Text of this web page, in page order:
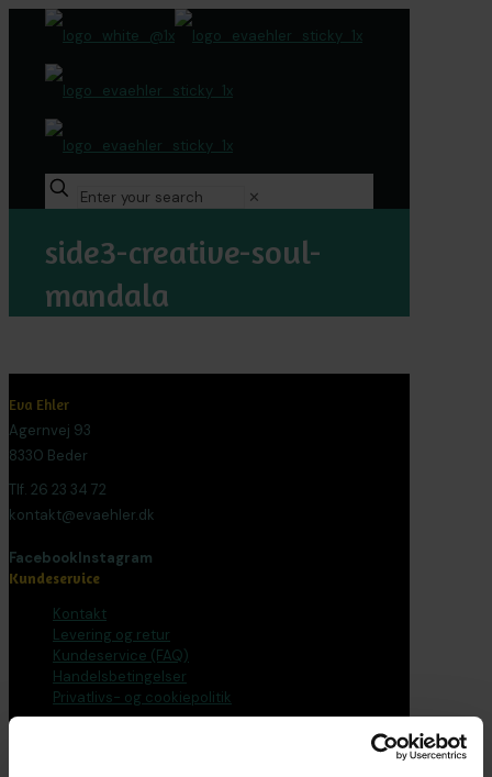
✕
side3-creative-soul-
mandala
Eva Ehler
Agernvej 93
8330 Beder
Tlf. 26 23 34 72
kontakt@evaehler.dk
FacebookInstagram
Kundeservice
Kontakt
Levering og retur
Kundeservice (FAQ)
Handelsbetingelser
Privatlivs- og cookiepolitik